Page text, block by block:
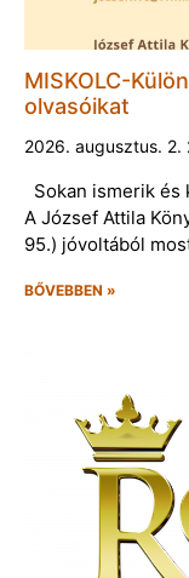
MISKOLC-
olvasóikat
2026. augusztus. 2.
Sokan ismerik és
A József Attila
95.) jóvoltából
BŐVEBBEN »